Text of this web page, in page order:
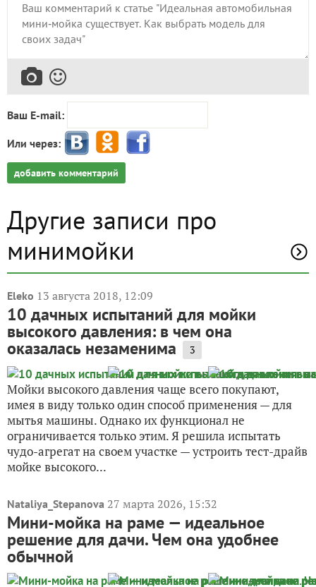
Ваш E-mail:
Или через:
добавить комментарий
Другие записи про
минимойки
Eleko 13 августа 2018, 12:09
10 дачных испытаний для мойки
высокого давления: в чем она
оказалась незаменима 3
Мойки высокого давления чаще всего покупают,
имея в виду только один способ применения — для
мытья машины. Однако их функционал не
ограничивается только этим. Я решила испытать
чудо-агрегат на своем участке — устроить тест-драйв
мойке высокого...
Nataliya_Stepanova 27 марта 2026, 15:32
Мини-мойка на раме — идеальное
решение для дачи. Чем она удобнее
обычной